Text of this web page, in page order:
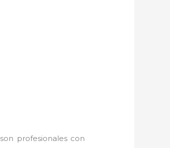
son profesionales con